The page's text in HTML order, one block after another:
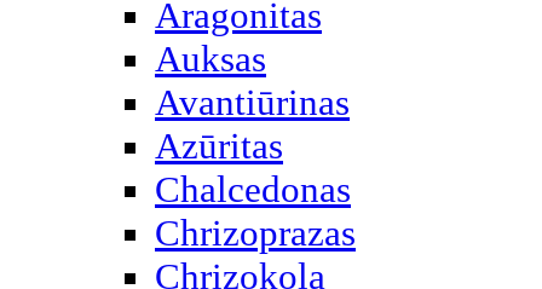
Aragonitas
Auksas
Avantiūrinas
Azūritas
Chalcedonas
Chrizoprazas
Chrizokola